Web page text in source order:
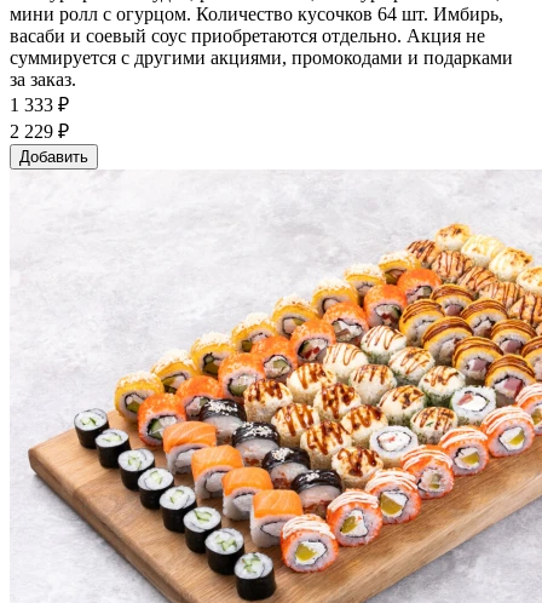
мини ролл с огурцом. Количество кусочков 64 шт. Имбирь,
васаби и соевый соус приобретаются отдельно. Акция не
суммируется с другими акциями, промокодами и подарками
за заказ.
1 333 ₽
2 229 ₽
Добавить